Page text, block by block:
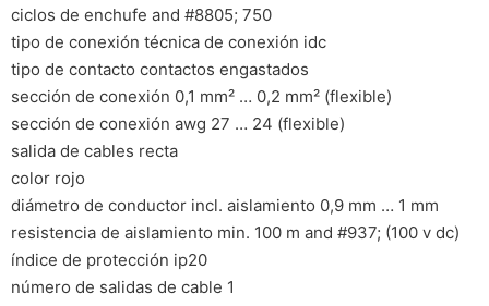
ciclos de enchufe and #8805; 750
tipo de conexión técnica de conexión idc
tipo de contacto contactos engastados
sección de conexión 0,1 mm² … 0,2 mm² (flexible)
sección de conexión awg 27 … 24 (flexible)
salida de cables recta
color rojo
diámetro de conductor incl. aislamiento 0,9 mm … 1 mm
resistencia de aislamiento min. 100 m and #937; (100 v dc)
índice de protección ip20
número de salidas de cable 1